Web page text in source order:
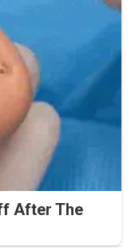
After The